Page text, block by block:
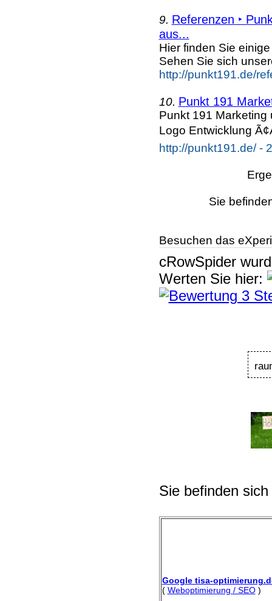
9. Referenzen ‣
aus...
Hier finden Sie
Sehen Sie sich
http://punkt191.de/
10. Punkt 191
Punkt 191 Marketing
Logo Entwicklung
http://punkt191.de/ -
Sie
Besuchen das
cRowSpider
Werten Sie hier:
Sie befinden
Google tisa-
( Weboptimierung / SEO)